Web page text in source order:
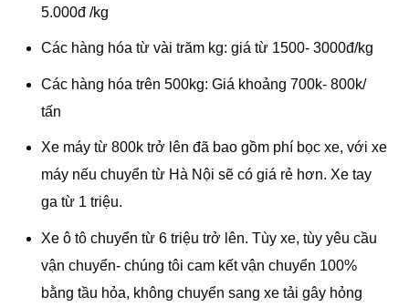
5.000đ /kg
Các hàng hóa từ vài trăm kg: giá từ 1500- 3000đ/kg
Các hàng hóa trên 500kg: Giá khoảng 700k- 800k/
tấn
Xe máy từ 800k trở lên đã bao gồm phí bọc xe, với xe
máy nếu chuyển từ Hà Nội sẽ có giá rẻ hơn. Xe tay
ga từ 1 triệu.
Xe ô tô chuyển từ 6 triệu trở lên. Tùy xe, tùy yêu cầu
vận chuyển- chúng tôi cam kết vận chuyển 100%
bằng tầu hỏa, không chuyển sang xe tải gây hỏng